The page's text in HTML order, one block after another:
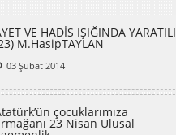
AYET VE HADİS IŞIĞINDA YARATILIŞ
M.HasipTAYLAN
Atatürk’ün çocuklarımıza
23 Nisan Ulusal
...